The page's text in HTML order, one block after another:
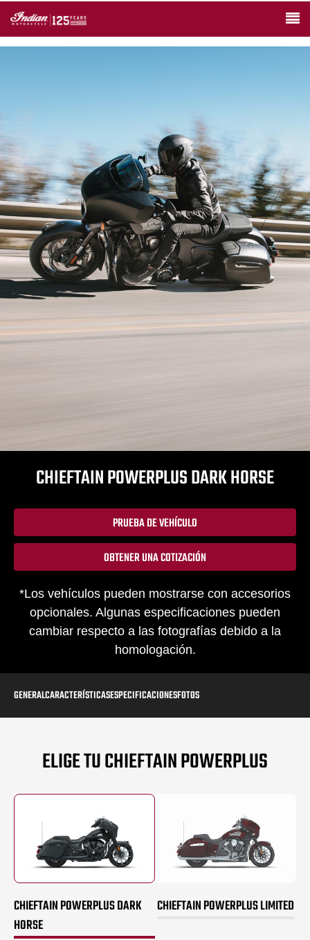
CHIEFTAIN POWERPLUS DARK HORSE
PRUEBA DE VEHÍCULO
OBTENER UNA COTIZACIÓN
*Los vehículos pueden mostrarse con accesorios
opcionales. Algunas especificaciones pueden
cambiar respecto a las fotografías debido a la
homologación.
GENERALCARACTERÍSTICASESPECIFICACIONESFOTOS
ELIGE TU CHIEFTAIN POWERPLUS
CHIEFTAIN POWERPLUS DARK
HORSE
CHIEFTAIN POWERPLUS LIMITED